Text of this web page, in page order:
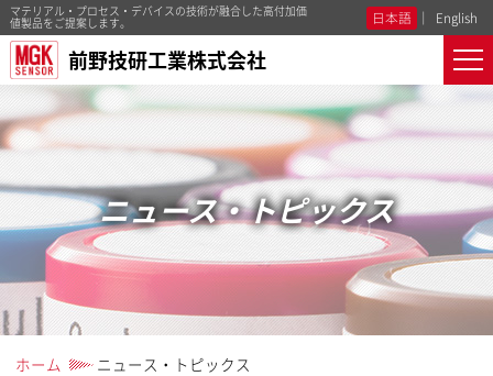
マテリアル・プロセス・デバイスの技術が融合した高付加価
値製品をご提案します。 日本語 English
前野技研工業株式会社
ニュース・トピックス
ホーム ニュース・トピックス